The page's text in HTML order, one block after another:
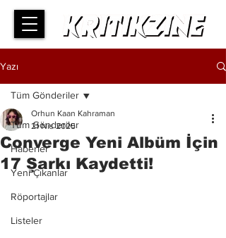
Yazı
Tüm Gönderiler
Haberler
Yeni Çıkanlar
Röportajlar
Listeler
Tüm Gönderiler
Converge Yeni Albüm İçin
17 Şarkı Kaydetti!
Orhun Kaan Kahraman
21 Nis 2025